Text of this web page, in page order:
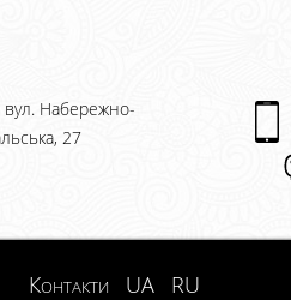
вул. Набережно-
27
Контакти UA RU